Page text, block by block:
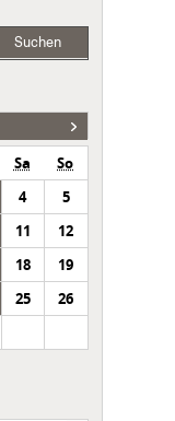
Suchen
Sa
So
4
5
11
12
18
19
25
26